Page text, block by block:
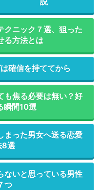
クニック７選、狙った
る方法とは
確信を持ててから
も焦る必要は無い？好
瞬間10選
まった男女へ送る恋愛
8選
ないと思っている男性
つ